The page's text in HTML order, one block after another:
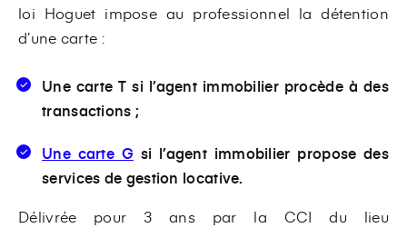
loi Hoguet impose au professionnel la détention
d’une carte :
Une carte T si l’agent immobilier procède à des
transactions ;
Une carte G si l’agent immobilier propose des
services de gestion locative.
Délivrée pour 3 ans par la CCI du lieu